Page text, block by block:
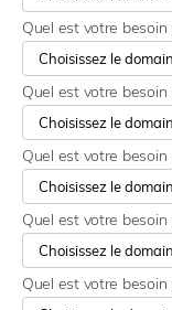
Quel est votre
Quel est votre
Quel est votre besoin
Quel est votre besoin
Quel est votre